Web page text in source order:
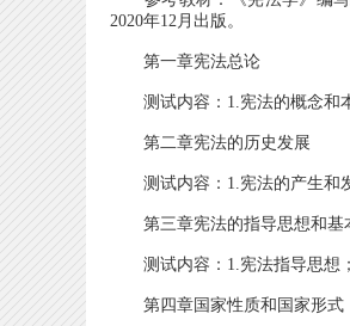
2020年12月出版。
第一章宪法总论
测试内容：1.宪法的概念和本
第二章宪法的历史发展
测试内容：1.宪法的产生和发
第三章宪法的指导思想和基
测试内容：1.宪法指导思想；
第四章国家性质和国家形式